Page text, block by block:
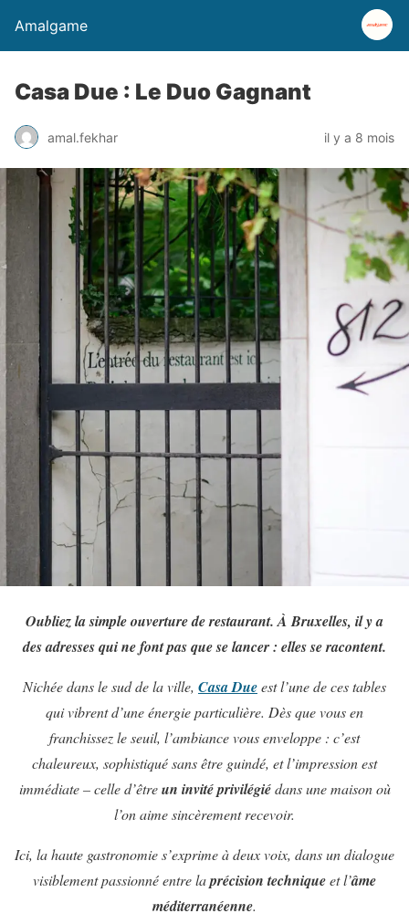
Amalgame
Casa Due : Le Duo Gagnant
amal.fekhar il y a 8 mois
Oubliez la simple ouverture de restaurant. À Bruxelles, il y a
des adresses qui ne font pas que se lancer : elles se racontent.
Nichée dans le sud de la ville, Casa Dueest l’une de ces tables
qui vibrent d’une énergie particulière. Dès que vous en
franchissez le seuil, l’ambiance vous enveloppe : c’est
chaleureux, sophistiqué sans être guindé, et l’impression est
immédiate – celle d’êtreun invité privilégiédans une maison où
l’on aime sincèrement recevoir.
Ici, la haute gastronomie s’exprime à deux voix, dans un dialogue
visiblement passionné entre laprécision techniqueet l’âme
méditerranéenne.